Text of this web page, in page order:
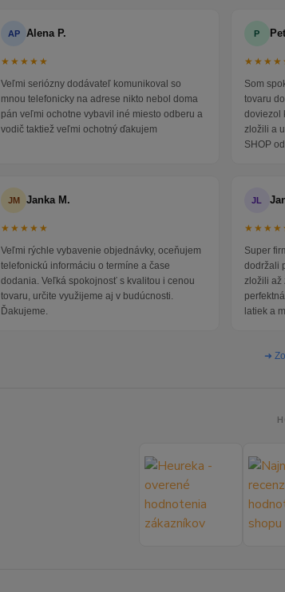
AP Alena P.
★★★★★
Veľmi seriózny dodávateľ komunikoval so
mnou telefonicky na adrese nikto nebol doma
pán veľmi ochotne vybavil iné miesto odberu a
vodič taktiež veľmi ochotný ďakujem
P
Som
tovaru
doviezol
zložili a
SHOP
JM Janka M.
★★★★★
Veľmi rýchle vybavenie objednávky, oceňujem
telefonickú informáciu o termíne a čase
dodania. Veľká spokojnosť s kvalitou i cenou
tovaru, určite využijeme aj v budúcnosti.
Ďakujeme.
JL
Super
dodržali
zložili až
latiek a
➜